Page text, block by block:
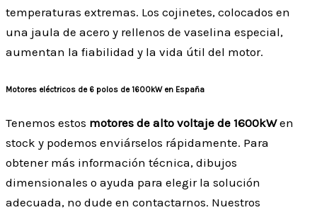
temperaturas extremas. Los cojinetes, colocados en
una jaula de acero y rellenos de vaselina especial,
aumentan la fiabilidad y la vida útil del motor.
Motores eléctricos de 6 polos de 1600kW en España
Tenemos estos motores de alto voltaje de 1600kWen
stock y podemos enviárselos rápidamente. Para
obtener más información técnica, dibujos
dimensionales o ayuda para elegir la solución
adecuada, no dude en contactarnos. Nuestros